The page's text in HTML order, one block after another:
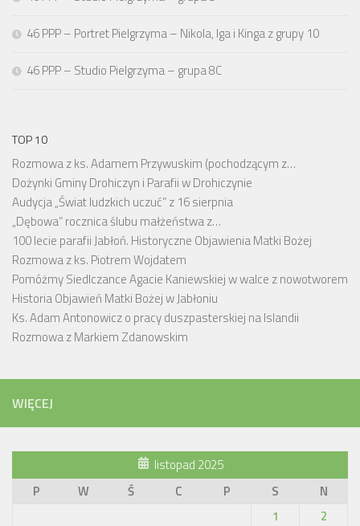
46 PPP – Portret Pielgrzyma – Nikola, Iga i Kinga z grupy 10
46 PPP – Studio Pielgrzyma – grupa 8C
TOP 10
Rozmowa z ks. Adamem Przywuskim (pochodzącym z…
Dożynki Gminy Drohiczyn i Parafii w Drohiczynie
Audycja „Świat ludzkich uczuć” z 16 sierpnia
„Dębowa” rocznica ślubu małżeństwa z…
100 lecie parafii Jabłoń. Historyczne Objawienia Matki Bożej
Rozmowa z ks. Piotrem Wojdatem
Pomóżmy Siedlczance Agacie Kaniewskiej w walce z nowotworem
Historia Objawień Matki Bożej w Jabłoniu
Ks. Adam Antonowicz o pracy duszpasterskiej na Islandii
Rozmowa z Markiem Zdanowskim
WIĘCEJ
listopad 2025
P
W Ś C P S
N
1
2